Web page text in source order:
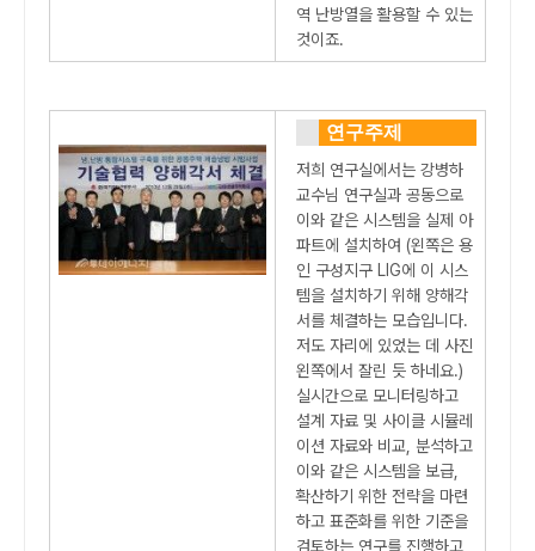
역 난방열을 활용할 수 있는
것이죠.
연구주제
저희 연구실에서는 강병하
교수님 연구실과 공동으로
이와 같은 시스템을 실제 아
파트에 설치하여 (왼쪽은 용
인 구성지구 LIG에 이 시스
템을 설치하기 위해 양해각
서를 체결하는 모습입니다.
저도 자리에 있었는 데 사진
왼쪽에서 잘린 듯 하네요.)
실시간으로 모니터링하고
설계 자료 및 사이클 시뮬레
이션 자료와 비교, 분석하고
이와 같은 시스템을 보급,
확산하기 위한 전략을 마련
하고 표준화를 위한 기준을
검토하는 연구를 진행하고